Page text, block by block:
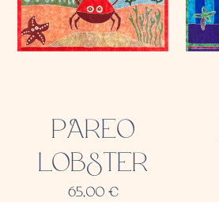
PAREO
LOBSTER
65,00 €